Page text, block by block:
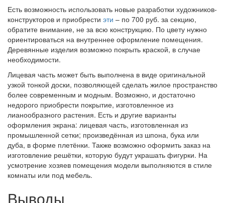
Есть возможность использовать новые разработки художников-
конструкторов и приобрести эти – по 700 руб. за секцию,
обратите внимание, не за всю конструкцию. По цвету нужно
ориентироваться на внутреннее оформление помещения.
Деревянные изделия возможно покрыть краской, в случае
необходимости.
Лицевая часть может быть выполнена в виде оригинальной
узкой тонкой доски, позволяющей сделать жилое пространство
более современным и модным. Возможно, и достаточно
недорого приобрести покрытие, изготовленное из
лианообразного растения. Есть и другие варианты
оформления экрана: лицевая часть, изготовленная из
промышленной сетки; произведённая из шпона, бука или
дуба, в форме плетёнки. Также возможно оформить заказ на
изготовление решётки, которую будут украшать фигурки. На
усмотрение хозяев помещения модели выполняются в стиле
комнаты или под мебель.
Выводы